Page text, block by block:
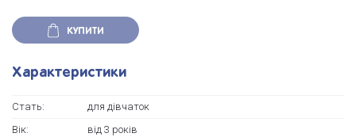
КУПИТИ
Характеристики
Стать:
для дівчаток
Вік:
від 3 років